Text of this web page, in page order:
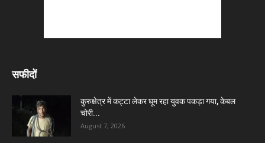
सफीदों
कुरुक्षेत्र में कट्टा लेकर घूम रहा युवक पकड़ा गया, केबल
चोरी...
August 7, 2026